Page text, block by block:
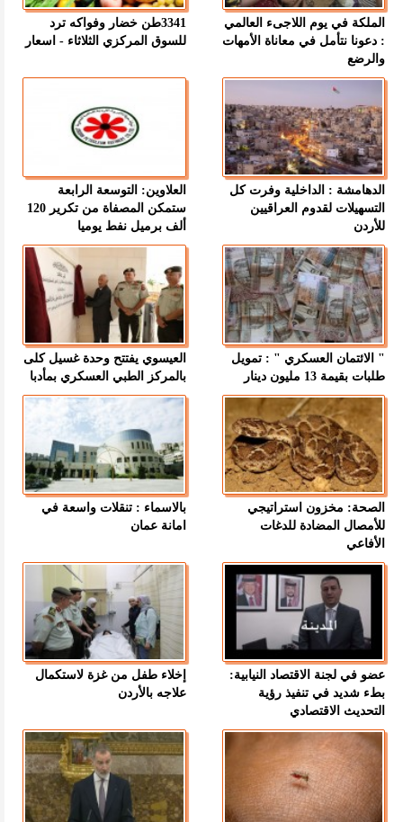
الملكة في يوم اللاجىء العالمي
: دعونا نتأمل في معاناة الأمهات
والرضع
3341طن خضار وفواكه ترد
للسوق المركزي الثلاثاء - اسعار
الدهامشة : الداخلية وفرت كل
التسهيلات لقدوم العراقيين
للأردن
العلاوين: التوسعة الرابعة
ستمكن المصفاة من تكرير 120
ألف برميل نفط يوميا
" الائتمان العسكري " : تمويل
طلبات بقيمة 13 مليون دينار
العيسوي يفتتح وحدة غسيل كلى
بالمركز الطبي العسكري بمأدبا
الصحة: مخزون استراتيجي
للأمصال المضادة للدغات
الأفاعي
بالاسماء : تنقلات واسعة في
امانة عمان
عضو في لجنة الاقتصاد النيابية:
بطء شديد في تنفيذ رؤية
التحديث الاقتصادي
إخلاء طفل من غزة لاستكمال
علاجه بالأردن